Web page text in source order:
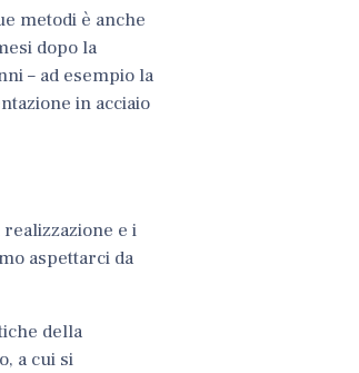
metodi è anche
dopo la
– ad esempio la
in acciaio
e i
aspettarci da
della
, a cui si